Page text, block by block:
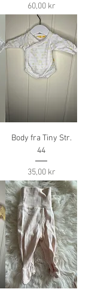
Pris
60,00 kr
Body fra Tiny Str.
44
Pris
35,00 kr